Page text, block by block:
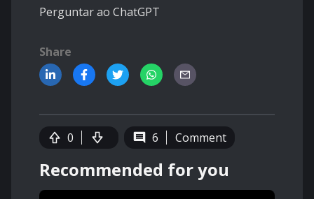
Perguntar ao ChatGPT
Share
0 6 Comment
Recommended for you